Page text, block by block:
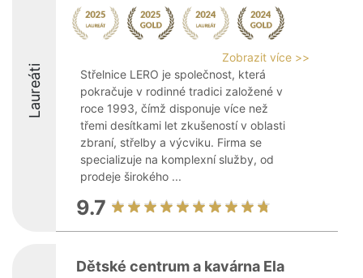
Laureáti
Zobrazit více >>
Střelnice LERO je společnost, která
pokračuje v rodinné tradici založené v
roce 1993, čímž disponuje více než
třemi desítkami let zkušeností v oblasti
zbraní, střelby a výcviku. Firma se
specializuje na komplexní služby, od
prodeje širokého ...
9.7
Dětské centrum a kavárna Ela